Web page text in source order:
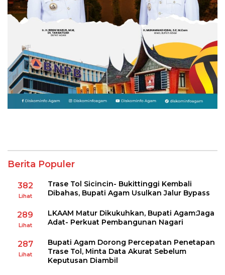
Berita Populer
382
Lihat
Trase Tol Sicincin- Bukittinggi Kembali
Dibahas, Bupati Agam Usulkan Jalur Bypass
289
Lihat
LKAAM Matur Dikukuhkan, Bupati Agam:Jaga
Adat- Perkuat Pembangunan Nagari
287
Lihat
Bupati Agam Dorong Percepatan Penetapan
Trase Tol, Minta Data Akurat Sebelum
Keputusan Diambil